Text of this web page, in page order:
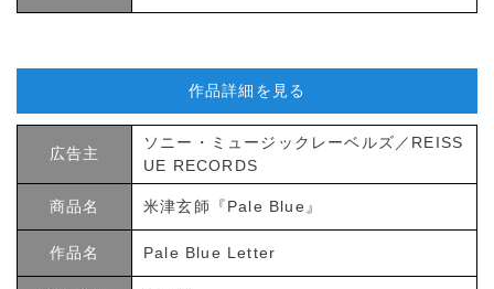
作品詳細を見る
広告主
ソニー・ミュージックレーベルズ／REISS
UE RECORDS
商品名 米津玄師『Pale Blue』
作品名 Pale Blue Letter